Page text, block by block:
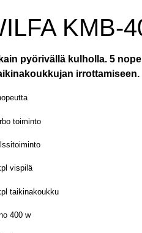
KMB-
pyörivällä kulholla. 5
irrottamiseen.
toiminto
vispilä
taikinakoukku
400 w